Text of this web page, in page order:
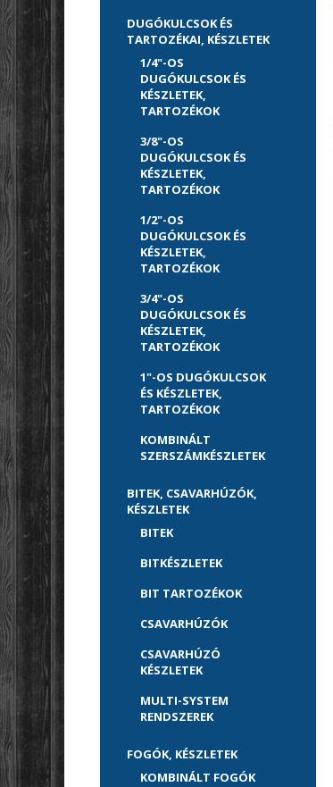
DUGÓKULCSOK ÉS
TARTOZÉKAI, KÉSZLETEK
1/4"-OS
DUGÓKULCSOK ÉS
KÉSZLETEK,
TARTOZÉKOK
3/8"-OS
DUGÓKULCSOK ÉS
KÉSZLETEK,
TARTOZÉKOK
1/2"-OS
DUGÓKULCSOK ÉS
KÉSZLETEK,
TARTOZÉKOK
3/4"-OS
DUGÓKULCSOK ÉS
KÉSZLETEK,
TARTOZÉKOK
1"-OS DUGÓKULCSOK
ÉS KÉSZLETEK,
TARTOZÉKOK
KOMBINÁLT
SZERSZÁMKÉSZLETEK
BITEK, CSAVARHÚZÓK,
KÉSZLETEK
BITEK
BITKÉSZLETEK
BIT TARTOZÉKOK
CSAVARHÚZÓK
CSAVARHÚZÓ
KÉSZLETEK
MULTI-SYSTEM
RENDSZEREK
FOGÓK, KÉSZLETEK
KOMBINÁLT FOGÓK